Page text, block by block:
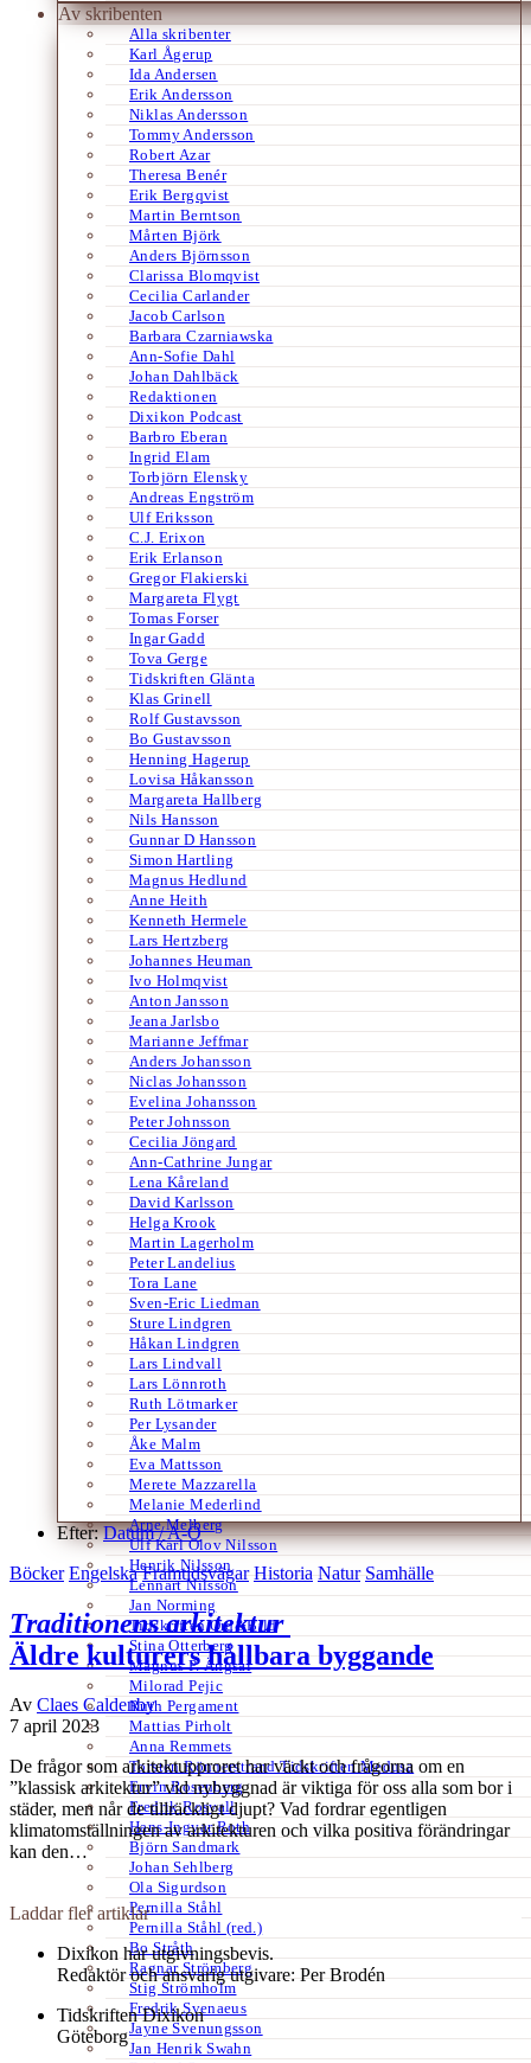
Av skribenten
Alla skribenter
Karl Ågerup
Ida Andersen
Erik Andersson
Niklas Andersson
Tommy Andersson
Robert Azar
Theresa Benér
Erik Bergqvist
Martin Berntson
Mårten Björk
Anders Björnsson
Clarissa Blomqvist
Cecilia Carlander
Jacob Carlson
Barbara Czarniawska
Ann-Sofie Dahl
Johan Dahlbäck
Redaktionen
Dixikon Podcast
Barbro Eberan
Ingrid Elam
Torbjörn Elensky
Andreas Engström
Ulf Eriksson
C.J. Erixon
Erik Erlanson
Gregor Flakierski
Margareta Flygt
Tomas Forser
Ingar Gadd
Tova Gerge
Tidskriften Glänta
Klas Grinell
Rolf Gustavsson
Bo Gustavsson
Henning Hagerup
Lovisa Håkansson
Margareta Hallberg
Nils Hansson
Gunnar D Hansson
Simon Hartling
Magnus Hedlund
Anne Heith
Kenneth Hermele
Lars Hertzberg
Johannes Heuman
Ivo Holmqvist
Anton Jansson
Jeana Jarlsbo
Marianne Jeffmar
Anders Johansson
Niclas Johansson
Evelina Johansson
Peter Johnsson
Cecilia Jöngard
Ann-Cathrine Jungar
Lena Kåreland
David Karlsson
Helga Krook
Martin Lagerholm
Peter Landelius
Tora Lane
Sven-Eric Liedman
Sture Lindgren
Håkan Lindgren
Lars Lindvall
Lars Lönnroth
Ruth Lötmarker
Per Lysander
Åke Malm
Eva Mattsson
Merete Mazzarella
Melanie Mederlind
Arne Melberg
Ulf Karl Olov Nilsson
Henrik Nilsson
Lennart Nilsson
Jan Norming
Tidskriften Ord&Bild
Stina Otterberg
Magnus P. Ängsal
Milorad Pejic
Ruth Pergament
Mattias Pirholt
Anna Remmets
Torsten Rönnerstrand Tidskriften Medusa
Ervin Rosenberg
Fredrik Rosvall
Hans-Ingvar Roth
Björn Sandmark
Johan Sehlberg
Ola Sigurdson
Pernilla Ståhl
Pernilla Ståhl (red.)
Bo Stråth
Ragnar Strömberg
Stig Strömholm
Fredrik Svenaeus
Jayne Svenungsson
Jan Henrik Swahn
Efter:Datum /A-Ö
Böcker Engelska Framtidsvägar Historia Natur Samhälle
Traditionens arkitektur
Äldre kulturers hållbara byggande
Av Claes Caldenby
7 april 2023
De frågor som arkitektupproret har väckt och frågorna om en
”klassisk arkitektur” vid nybyggnad är viktiga för oss alla som bor i
städer, men når de tillräckligt djupt? Vad fordrar egentligen
klimatomställningen av arkitekturen och vilka positiva förändringar
kan den…
Laddar fler artiklar
Dixikon har utgivningsbevis.
Redaktör och ansvarig utgivare: Per Brodén
Tidskriften Dixikon
Göteborg